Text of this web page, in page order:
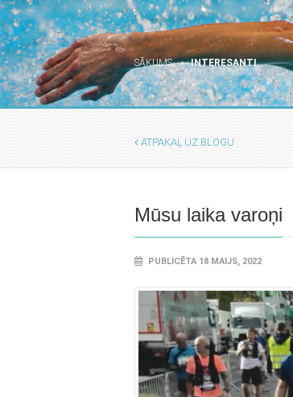
SĀKUMS INTERESANTI
ATPAKAĻ UZ BLOGU
Mūsu laika varoņi
PUBLICĒTA 18 MAIJS, 2022